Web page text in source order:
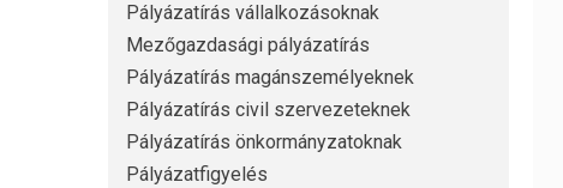
Pályázatírás vállalkozásoknak
Mezőgazdasági pályázatírás
Pályázatírás magánszemélyeknek
Pályázatírás civil szervezeteknek
Pályázatírás önkormányzatoknak
Pályázatfigyelés